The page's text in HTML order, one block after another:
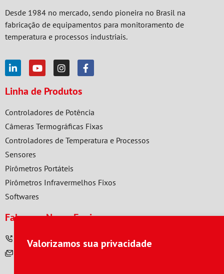
Desde 1984 no mercado, sendo pioneira no Brasil na
fabricação de equipamentos para monitoramento de
temperatura e processos industriais.
Linha de Produtos
Controladores de Potência
Câmeras Termográficas Fixas
Controladores de Temperatura e Processos
Sensores
Pirômetros Portáteis
Pirômetros Infravermelhos Fixos
Softwares
Fale com Nossa Equipe
(11) 4223-5140
vendas@contemp.com.br